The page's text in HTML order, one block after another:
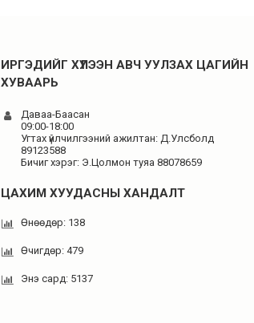
ИРГЭДИЙГ ХҮЛЭЭН АВЧ УУЛЗАХ ЦАГИЙН
ХУВААРЬ
Даваа-Баасан
09:00-18:00
Угтах үйлчилгээний ажилтан: Д.Улсболд
89123588
Бичиг хэрэг: Э.Цолмон туяа 88078659
ЦАХИМ ХУУДАСНЫ ХАНДАЛТ
Өнөөдөр: 138
Өчигдөр: 479
Энэ сард: 5137